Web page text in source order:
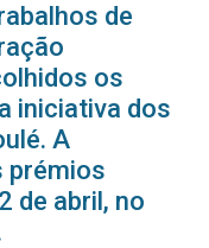
de
os
iniciativa dos
A
prémios
de abril, no